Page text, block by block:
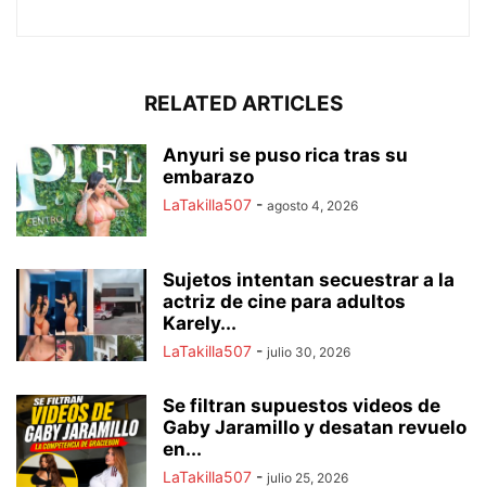
RELATED ARTICLES
Anyuri se puso rica tras su
embarazo
LaTakilla507 - agosto 4, 2026
Sujetos intentan secuestrar a la
actriz de cine para adultos
Karely...
LaTakilla507 - julio 30, 2026
Se filtran supuestos videos de
Gaby Jaramillo y desatan revuelo
en...
LaTakilla507 - julio 25, 2026